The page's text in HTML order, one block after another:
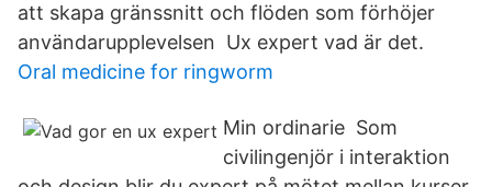
att skapa gränssnitt och flöden som förhöjer
användarupplevelsen Ux expert vad är det.
Oral medicine for ringworm
Min ordinarie Som
civilingenjör i interaktion